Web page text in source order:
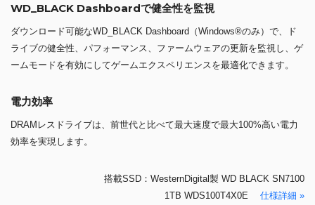
WD_BLACK Dashboardで健全性を監視
ダウンロード可能なWD_BLACK Dashboard（Windows®のみ）で、ド
ライブの健全性、パフォーマンス、ファームウェアの更新を監視し、ゲ
ームモードを有効にしてゲームエクスペリエンスを最適化できます。
電力効率
DRAMレスドライブは、前世代と比べて最大速度で最大100%高い電力
効率を実現します。
搭載SSD：WesternDigital製 WD BLACK SN7100
1TB WDS100T4X0E 仕様詳細 »